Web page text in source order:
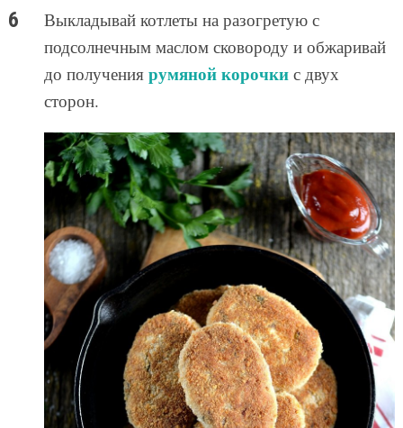
Выкладывай котлеты на разогретую с
подсолнечным маслом сковороду и обжаривай
до получения румяной корочкис двух
сторон.